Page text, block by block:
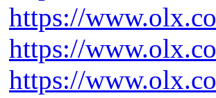
https://
https://
https://